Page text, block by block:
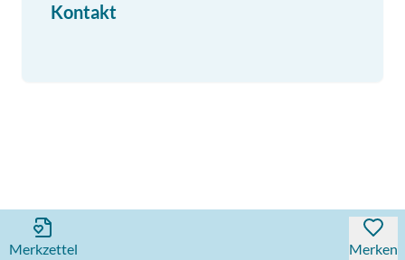
Kontakt
Merkzettel Merken